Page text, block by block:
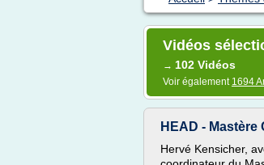
Vidéos
→ 102 Vidéos
Voir également 1694
HEAD -
Hervé Kensicher,